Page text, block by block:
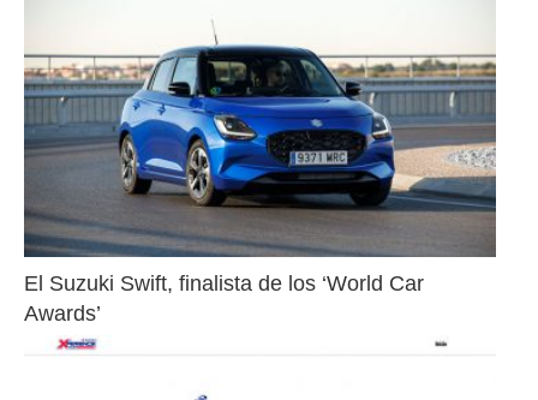
El Suzuki Swift, finalista de los ‘World Car
Awards’